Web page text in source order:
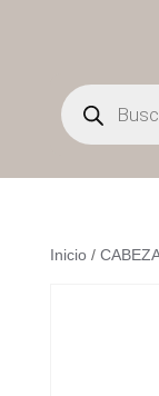
Búsqueda
de
productos
Inicio/